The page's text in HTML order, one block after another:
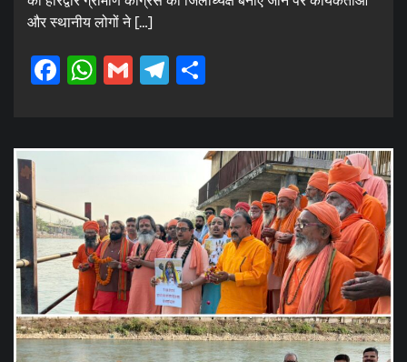
और स्थानीय लोगों ने […]
Facebook
WhatsApp
GmailTelegram